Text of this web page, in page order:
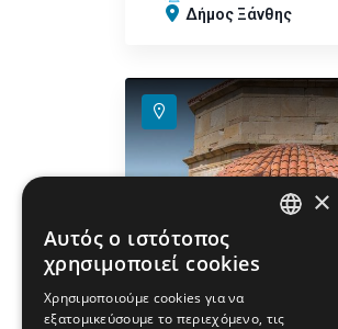
Δήμος Ξάνθης
FRENCH
×
Αυτός ο ιστότοπος
χρησιμοποιεί cookies
Χρησιμοποιούμε cookies για να
εξατομικεύσουμε το περιεχόμενο, τις